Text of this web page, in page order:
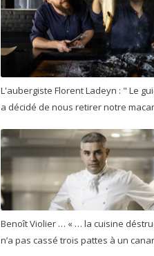
L'aubergiste Florent Ladeyn : " Le
a décidé de nous retirer notre
Benoît Violier … « … la cuisine
n’a pas cassé trois pattes à un